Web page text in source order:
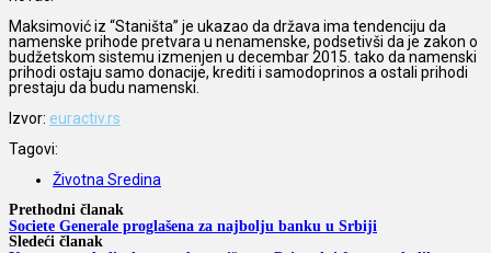
Maksimović iz “Staništa” je ukazao da država ima tendenciju da
namenske prihode pretvara u nenamenske, podsetivši da je zakon o
budžetskom sistemu izmenjen u decembar 2015. tako da namenski
prihodi ostaju samo donacije, krediti i samodoprinos a ostali prihodi
prestaju da budu namenski.
Izvor: euractiv.rs
Tagovi:
Životna Sredina
Prethodni članak
Societe Generale proglašena za najbolju banku u Srbiji
Sledeći članak